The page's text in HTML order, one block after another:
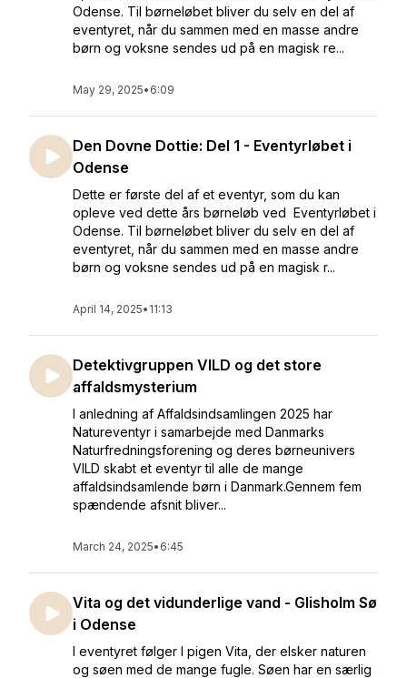
Odense. Til børneløbet bliver du selv en del af
eventyret, når du sammen med en masse andre
børn og voksne sendes ud på en magisk re...
May 29, 2025• 6:09
Den Dovne Dottie: Del 1 - Eventyrløbet i
Odense
Dette er første del af et eventyr, som du kan
opleve ved dette års børneløb ved Eventyrløbet i
Odense. Til børneløbet bliver du selv en del af
eventyret, når du sammen med en masse andre
børn og voksne sendes ud på en magisk r...
April 14, 2025• 11:13
Detektivgruppen VILD og det store
affaldsmysterium
I anledning af Affaldsindsamlingen 2025 har
Natureventyr i samarbejde med Danmarks
Naturfredningsforening og deres børneunivers
VILD skabt et eventyr til alle de mange
affaldsindsamlende børn i Danmark.Gennem fem
spændende afsnit bliver...
March 24, 2025• 6:45
Vita og det vidunderlige vand - Glisholm Sø
i Odense
I eventyret følger I pigen Vita, der elsker naturen
og søen med de mange fugle. Søen har en særlig